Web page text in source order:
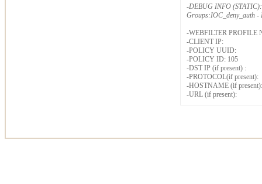
-DEBUG INFO (STATIC):
Groups:IOC_deny_auth -
-WEBFILTER PROFILE
-CLIENT IP:
-POLICY UUID:
-POLICY ID: 105
-DST IP (if present) :
-PROTOCOL(if present):
-HOSTNAME (if present):
-URL (if present):